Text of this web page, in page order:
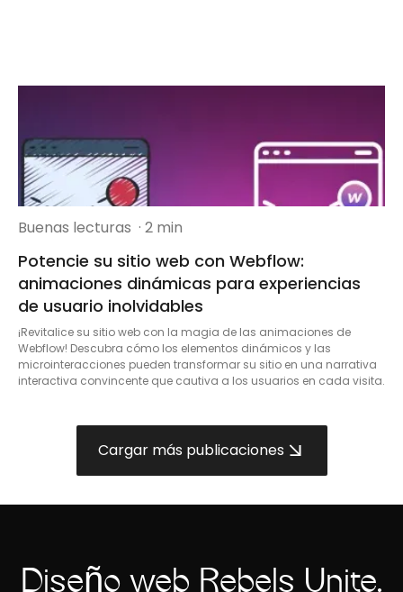
Buenas lecturas · 2 min
Potencie su sitio web con Webflow:
animaciones dinámicas para experiencias
de usuario inolvidables
¡Revitalice su sitio web con la magia de las animaciones de
Webflow! Descubra cómo los elementos dinámicos y las
microinteracciones pueden transformar su sitio en una narrativa
interactiva convincente que cautiva a los usuarios en cada visita.
Cargar más publicaciones
Diseño web Rebels Unite.